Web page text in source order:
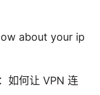
about your ip
如何让 VPN 连